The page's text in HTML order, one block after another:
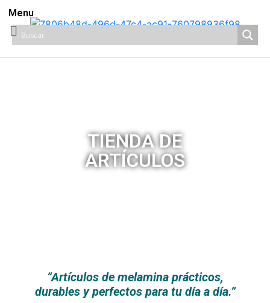
Menu
TIENDA DE
ARTÍCULOS
“Artículos de melamina prácticos,
durables y perfectos para tu día a día.”